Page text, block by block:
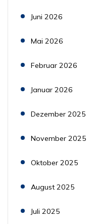
Juni 2026
Mai 2026
Februar 2026
Januar 2026
Dezember 2025
November 2025
Oktober 2025
August 2025
Juli 2025